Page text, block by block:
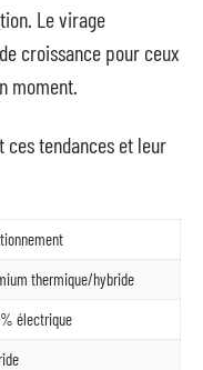
Le virage
croissance pour ceux
moment.
ces tendances et leur
thermique/hybride
électrique